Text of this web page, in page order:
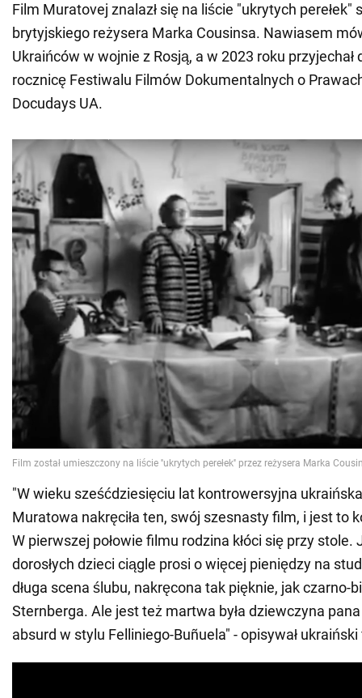
Film Muratovej znalazł się na liście "ukrytych perełek"
brytyjskiego reżysera Marka Cousinsa. Nawiasem
Ukraińców w wojnie z Rosją, a w 2023 roku przyjechał
rocznicę Festiwalu Filmów Dokumentalnych o
Docudays UA.
"W wieku sześćdziesięciu lat kontrowersyjna
Muratowa nakręciła ten, swój szesnasty film, i jest to
W pierwszej połowie filmu rodzina kłóci się przy stole.
dorosłych dzieci ciągle prosi o więcej pieniędzy na
długa scena ślubu, nakręcona tak pięknie, jak czarno-
Sternberga. Ale jest też martwa była dziewczyna
absurd w stylu Felliniego-Buñuela" - opisywał